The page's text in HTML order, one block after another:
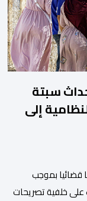
سبتة
إلى
قضائيا بموجب
على خلفية تصريحات